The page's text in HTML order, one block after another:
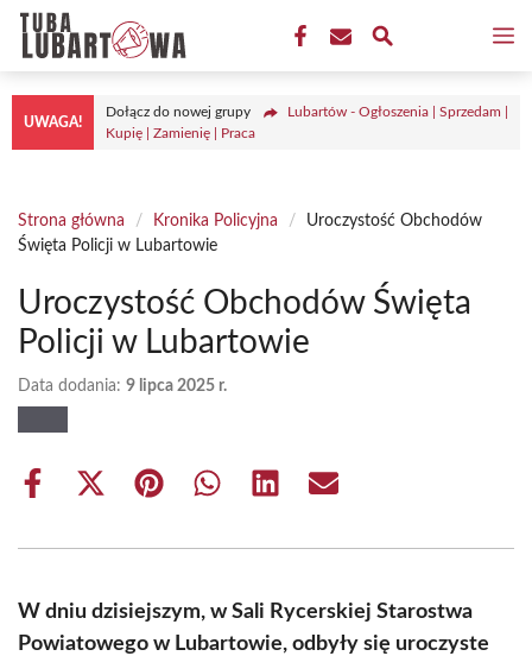
Przejdź
treści
UWAGA!
Dołącz do nowej grupy
Lubartów - Ogłoszenia | Sprzedam |
Kupię | Zamienię | Praca
Strona główna / Kronika Policyjna /
Uroczystość Obchodów
Święta Policji w Lubartowie
Uroczystość Obchodów Święta
Policji w Lubartowie
Data dodania: 9 lipca 2025 r.
Share
Share
(Twitter)
Share Share Share Share
W dniu dzisiejszym, w Sali Rycerskiej Starostwa
Powiatowego w Lubartowie, odbyły się uroczyste